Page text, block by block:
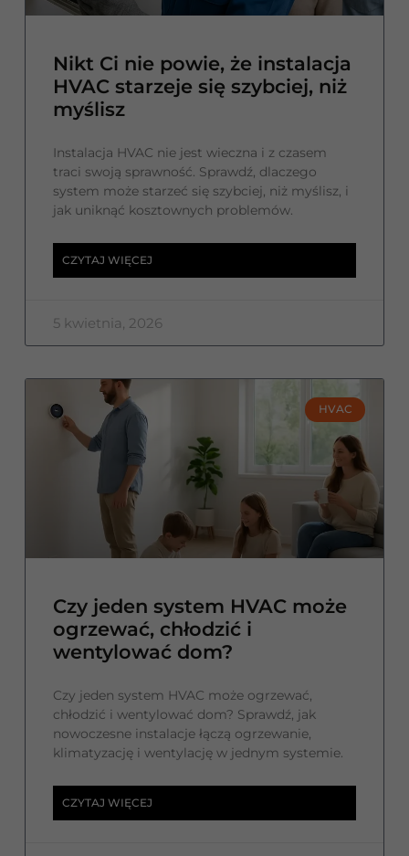
Nikt Ci nie powie, że instalacja
HVAC starzeje się szybciej, niż
myślisz
Instalacja HVAC nie jest wieczna i z czasem
traci swoją sprawność. Sprawdź, dlaczego
system może starzeć się szybciej, niż myślisz, i
jak uniknąć kosztownych problemów.
CZYTAJ WIĘCEJ
5 kwietnia, 2026
HVAC
Czy jeden system HVAC może
ogrzewać, chłodzić i
wentylować dom?
Czy jeden system HVAC może ogrzewać,
chłodzić i wentylować dom? Sprawdź, jak
nowoczesne instalacje łączą ogrzewanie,
klimatyzację i wentylację w jednym systemie.
CZYTAJ WIĘCEJ